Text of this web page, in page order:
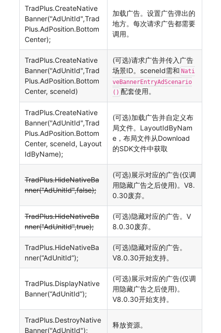
TradPlus.CreateNative
Banner("AdUnitId",Trad
Plus.AdPosition.Bottom
Center);
加载广告。设置广告弹出的
地方。每次请求广告都需要
调用。
TradPlus.CreateNative
Banner("AdUnitId",Trad
Plus.AdPosition.Bottom
Center, sceneId)
(可选)请求广告并传入广告
场景ID。sceneId需和 Nati
veBannerEntryAdScenario
() 配套使用。
TradPlus.CreateNative
Banner("AdUnitId",Trad
Plus.AdPosition.Bottom
Center, sceneId, Layout
IdByName);
(可选)加载广告并自定义布
局文件。LayoutIdByNam
e，布局文件从Download
的SDK文件中获取
TradPlus.HideNativeBa
nner("AdUnitId",false);
(可选)展示对应的广告(仅调
用隐藏广告之后使用)。V8.
0.30废弃。
TradPlus.HideNativeBa
nner("AdUnitId",true);
(可选)隐藏对应的广告。V
8.0.30废弃。
TradPlus.HideNativeBa
nner(“AdUnitId”);
(可选)隐藏对应的广告。
V8.0.30开始支持。
TradPlus.DisplayNative
Banner(“AdUnitId”);
(可选)展示对应的广告(仅调
用隐藏广告之后使用)。
V8.0.30开始支持。
TradPlus.DestroyNative
Banner("AdUnitId");
释放资源。